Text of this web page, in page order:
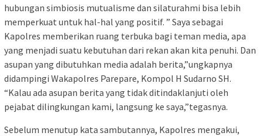
hubungan simbiosis mutualisme dan silaturahmi bisa lebih
memperkuat untuk hal-hal yang positif. ” Saya sebagai
Kapolres memberikan ruang terbuka bagi teman media, apa
yang menjadi suatu kebutuhan dari rekan akan kita penuhi. Dan
asupan yang dibutuhkan media adalah berita,”ungkapnya
didampingi Wakapolres Parepare, Kompol H Sudarno SH.
“Kalau ada asupan berita yang tidak ditindaklanjuti oleh
pejabat dilingkungan kami, langsung ke saya,”tegasnya.
Sebelum menutup kata sambutannya, Kapolres mengakui,